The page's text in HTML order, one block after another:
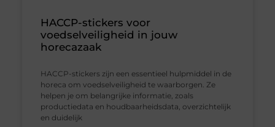
HACCP-stickers voor
voedselveiligheid in jouw
horecazaak
HACCP-stickers zijn een essentieel hulpmiddel in de
horeca om voedselveiligheid te waarborgen. Ze
helpen je om belangrijke informatie, zoals
productiedata en houdbaarheidsdata, overzichtelijk
en duidelijk